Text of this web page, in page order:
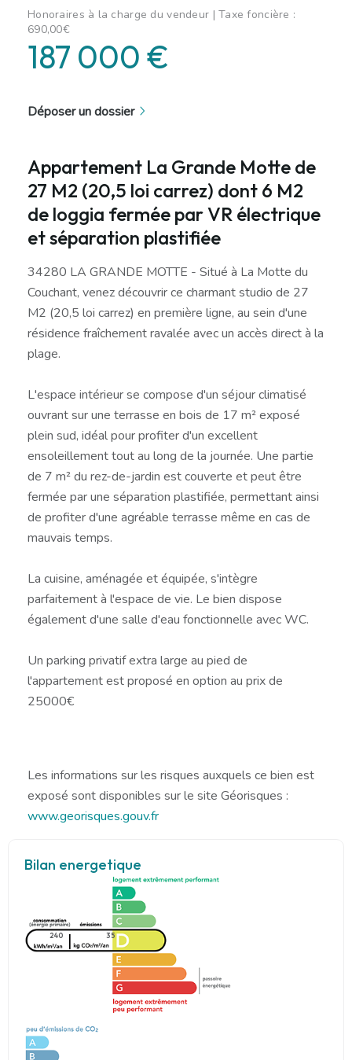
Honoraires à la charge du vendeur | Taxe foncière :
690,00€
187 000 €
Déposer un dossier
Appartement La Grande Motte de
27 M2 (20,5 loi carrez) dont 6 M2
de loggia fermée par VR électrique
et séparation plastifiée
34280 LA GRANDE MOTTE - Situé à La Motte du
Couchant, venez découvrir ce charmant studio de 27
M2 (20,5 loi carrez) en première ligne, au sein d'une
résidence fraîchement ravalée avec un accès direct à la
plage.
L'espace intérieur se compose d'un séjour climatisé
ouvrant sur une terrasse en bois de 17 m² exposé
plein sud, idéal pour profiter d'un excellent
ensoleillement tout au long de la journée. Une partie
de 7 m² du rez-de-jardin est couverte et peut être
fermée par une séparation plastifiée, permettant ainsi
de profiter d'une agréable terrasse même en cas de
mauvais temps.
La cuisine, aménagée et équipée, s'intègre
parfaitement à l'espace de vie. Le bien dispose
également d'une salle d'eau fonctionnelle avec WC.
Un parking privatif extra large au pied de
l'appartement est proposé en option au prix de
25000€
Les informations sur les risques auxquels ce bien est
exposé sont disponibles sur le site Géorisques :
www.georisques.gouv.fr
Bilan energetique
240 35